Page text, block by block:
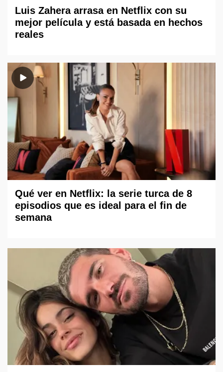
Luis Zahera arrasa en Netflix con su
mejor película y está basada en hechos
reales
Qué ver en Netflix: la serie turca de 8
episodios que es ideal para el fin de
semana